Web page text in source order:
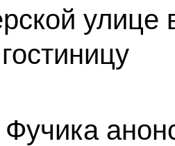
улице